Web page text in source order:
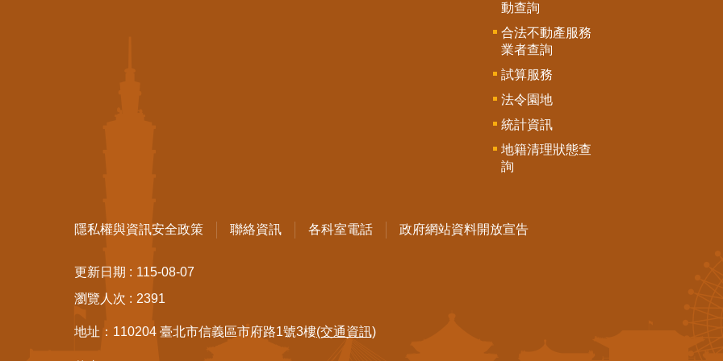
動查詢
合法不動產服務
業者查詢
試算服務
法令園地
統計資訊
地籍清理狀態查
詢
隱私權與資訊安全政策 聯絡資訊 各科室電話 政府網站資料開放宣告
更新日期
115-08-07
瀏覽人次
2391
地址：110204 臺北市信義區市府路1號3樓(交通資訊)